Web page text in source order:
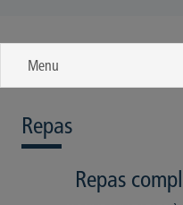
Menu
Repas
Repas